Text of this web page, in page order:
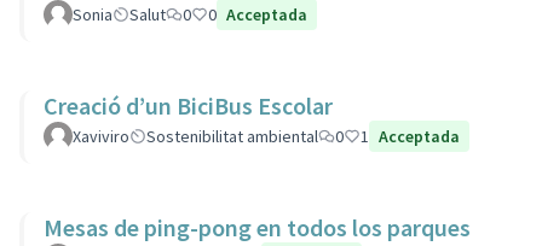
Sonia Salut 0 0 Acceptada
Creació d’un BiciBus Escolar
Xaviviro Sostenibilitat ambiental 0 1 Acceptada
Mesas de ping-pong en todos los parques